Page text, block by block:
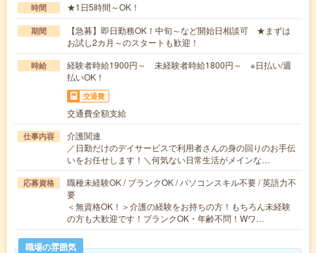
時間 ★1日5時間～OK！
期間
【急募】即日勤務OK！中旬～など開始日相談可 ★まずは
お試し2カ月～のスタートも歓迎！
時給
経験者時給1900円～ 未経験者時給1800円～ ※日払い/週
払いOK！
交通費
交通費全額支給
仕事内容
介護関連
／日勤だけのデイサービスで利用者さんの身の回りのお手伝
いをお任せします！＼何気ない日常生活がメインな…
応募資格
職種未経験OK / ブランクOK / パソコンスキル不要 / 英語力不
要
＜無資格OK！＞介護の経験をお持ちの方！もちろん未経験
の方も大歓迎です！ブランクOK・年齢不問！Wワ…
職場の雰囲気